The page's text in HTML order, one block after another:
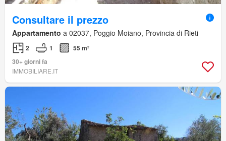
Consultare il prezzo
Appartamento a 02037, Poggio Moiano, Provincia di Rieti
2 1
55 m²
30+ giorni fa
IMMOBILIARE.IT